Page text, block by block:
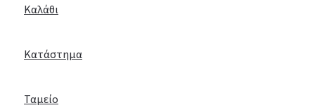
Καλάθι
Κατάστημα
Ταμείο